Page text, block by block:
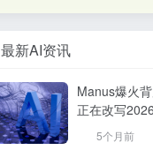
最新AI资讯
Manus爆火
正在改写
局，普通人
5个月前